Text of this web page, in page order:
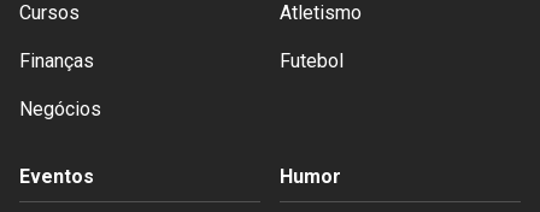
Cursos
Finanças
Negócios
Atletismo
Futebol
Eventos Humor